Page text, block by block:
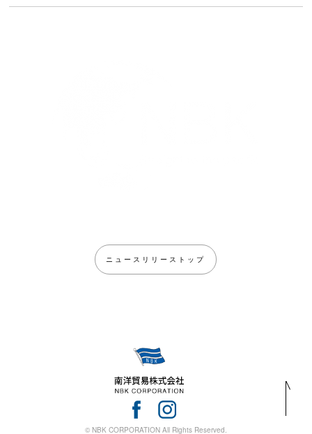
ニュースリリーストップ
© NBK CORPORATION All Rights Reserved.